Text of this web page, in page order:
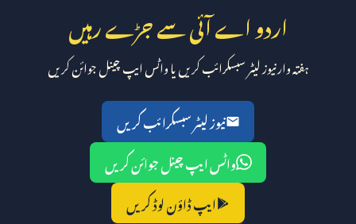
اردو اے آئی سے جڑے رہیں
ہفتہ وار نیوز لیٹر سبسکرائب کریں یا واٹس ایپ چینل جوائن کریں
نیوز لیٹر سبسکرائب کریں
واٹس ایپ چینل جوائن کریں
ایپ ڈاؤن لوڈ کریں